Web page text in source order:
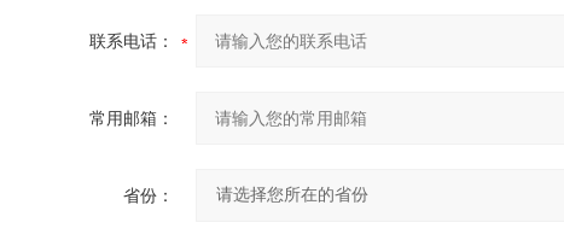
联系电话：
常用邮箱：
省份：